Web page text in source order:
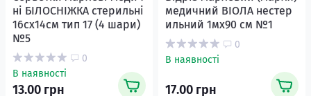
ні БІЛОСНІЖКА стерильні
16сх14см тип 17 (4 шари)
№5
0
В наявності
13.00 грн
медичний ВІОЛА нестер
ильний 1мх90 см №1
0
В наявності
17.00 грн